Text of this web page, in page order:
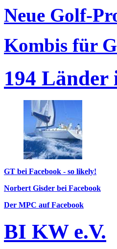
Neue Golf-
Kombis für
194 Länder
GT bei Facebook - so likely!
Norbert Gisder bei Facebook
Der MPC auf Facebook
BI KW e.V.